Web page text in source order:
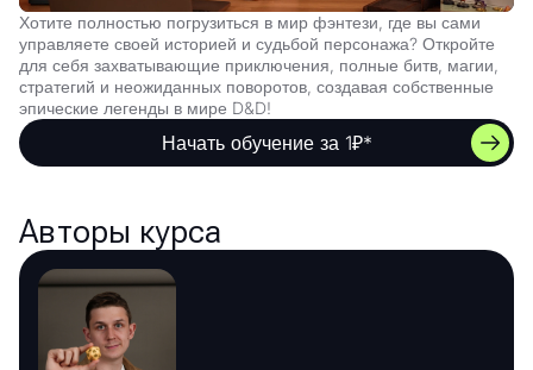
Хотите полностью погрузиться в мир фэнтези, где вы сами
управляете своей историей и судьбой персонажа? Откройте
для себя захватывающие приключения, полные битв, магии,
стратегий и неожиданных поворотов, создавая собственные
эпические легенды в мире D&D!
Начать обучение за 1₽*
Авторы курса